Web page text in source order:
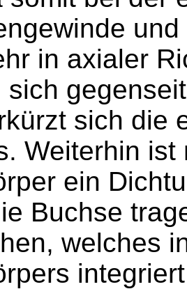
in axialer
sich
sich die
Weiterhin ist
ein
Buchse
welches